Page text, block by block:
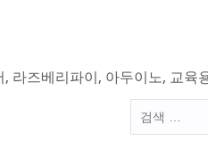
라즈베리파이, 아두이노, 교육
색